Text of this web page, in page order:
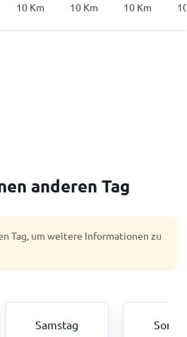
10 Km 10 Km 10 Km
anderen Tag
Tag, um weitere Informationen zu
Samstag